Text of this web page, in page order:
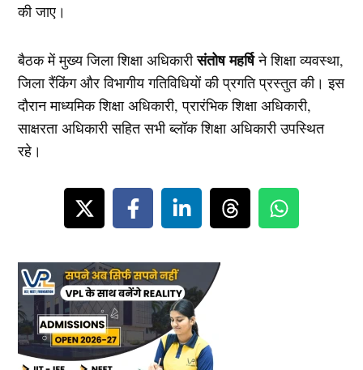
की जाए।
बैठक में मुख्य जिला शिक्षा अधिकारीसंतोष महर्षिने शिक्षा व्यवस्था,
जिला रैंकिंग और विभागीय गतिविधियों की प्रगति प्रस्तुत की। इस
दौरान माध्यमिक शिक्षा अधिकारी, प्रारंभिक शिक्षा अधिकारी,
साक्षरता अधिकारी सहित सभी ब्लॉक शिक्षा अधिकारी उपस्थित
रहे।